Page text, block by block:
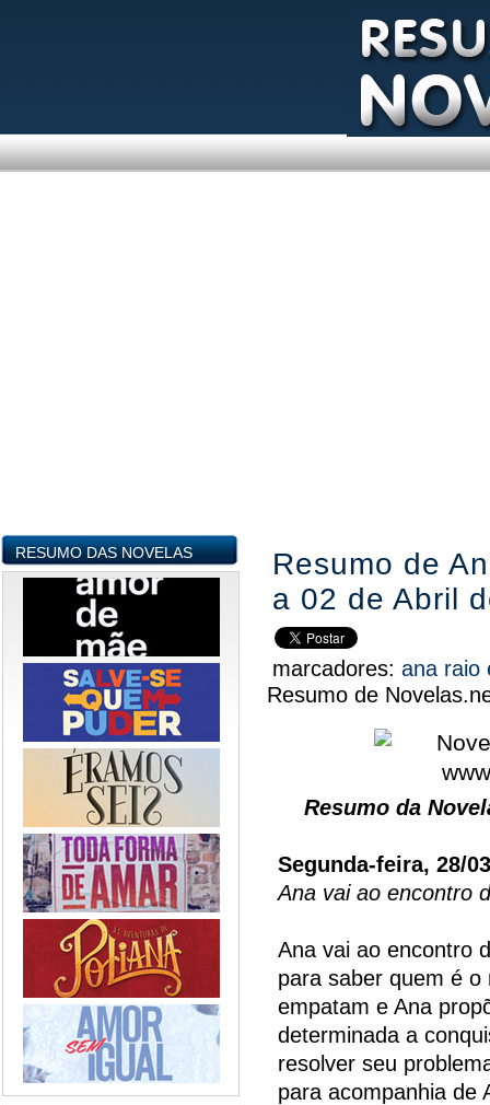
RESUMO DAS NOVELAS
Resumo de
a 02 de Abril
marcadores: ana raio
Resumo de
Resumo da
Segunda-feira, 28/
Ana vai ao encontro
Ana vai ao encontro
para saber quem é
empatam e Ana
determinada a
resolver seu
para acompanhia de